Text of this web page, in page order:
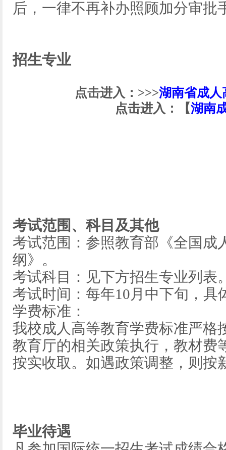
后，一律不再补办照顾加分审批
招生专业
点击进入：>>>湖南省成人
点击进入：【湖南
考试范围、科目及其他
考试范围：参照教育部《全国成
纲》。
考试科目：见下方招生专业列表
考试时间：每年10月中下旬，具
学费标准：
我校成人高等教育学费标准严格
教育厅的相关政策执行，教材费
按实收取。如遇政策调整，则按
毕业待遇